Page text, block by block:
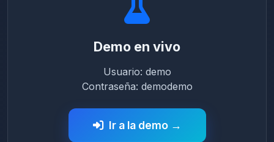
Demo en vivo
Usuario: demo
Contraseña: demodemo
Ir a la demo →